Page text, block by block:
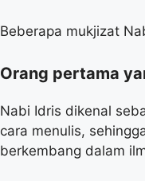
Beberapa mukjizat
Orang pertama
Nabi Idris dikenal
cara menulis,
berkembang dalam